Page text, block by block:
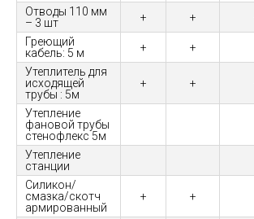
Отводы 110 мм
– 3 шт
+ +
Греющий
кабель: 5 м
+ +
Утеплитель для
исходящей
трубы : 5м
+ +
Утепление
фановой трубы
стенофлекс 5м
Утепление
станции
Силикон/
смазка/скотч
армированный
+ +